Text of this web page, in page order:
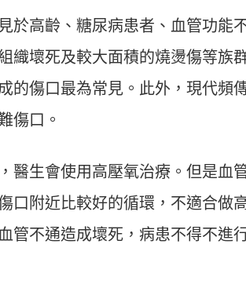
於高齡、糖尿病患者、血管功能
織壞死及較大面積的燒燙傷等族
的傷口最為常見。此外，現代頻
傷口。
醫生會使用高壓氧治療。但是血
口附近比較好的循環，不適合做
管不通造成壞死，病患不得不進